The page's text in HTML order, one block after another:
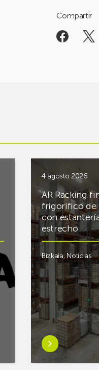
Compartir
4 agosto 2026
AR Racking
frigorífico de
con
estrecho
Bizkaia,Noticias
Saber
más
sobreAR